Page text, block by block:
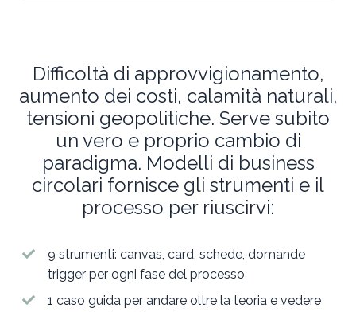
Difficoltà di approvvigionamento,
aumento dei costi, calamità naturali,
tensioni geopolitiche. Serve subito
un vero e proprio cambio di
paradigma. Modelli di business
circolari fornisce gli strumenti e il
processo per riuscirvi:
9 strumenti: canvas, card, schede, domande
trigger per ogni fase del processo
1 caso guida per andare oltre la teoria e vedere